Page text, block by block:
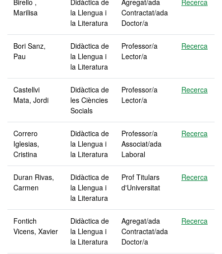
Birello ,
Marilisa
Didàctica de
la Llengua i
la Literatura
Agregat/ada
Contractat/ada
Doctor/a
Recerca
Bori Sanz,
Pau
Didàctica de
la Llengua i
la Literatura
Professor/a
Lector/a
Recerca
Castellvi
Mata, Jordi
Didàctica de
les Ciències
Socials
Professor/a
Lector/a
Recerca
Correro
Iglesias,
Cristina
Didàctica de
la Llengua i
la Literatura
Professor/a
Associat/ada
Laboral
Recerca
Duran Rivas,
Carmen
Didàctica de
la Llengua i
la Literatura
Prof Titulars
d'Universitat
Recerca
Fontich
Vicens, Xavier
Didàctica de
la Llengua i
la Literatura
Agregat/ada
Contractat/ada
Doctor/a
Recerca